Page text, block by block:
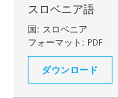
スロベニア語
国: スロベニア
フォーマット: PDF
ダウンロード